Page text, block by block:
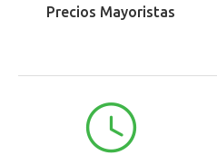
Precios Mayoristas